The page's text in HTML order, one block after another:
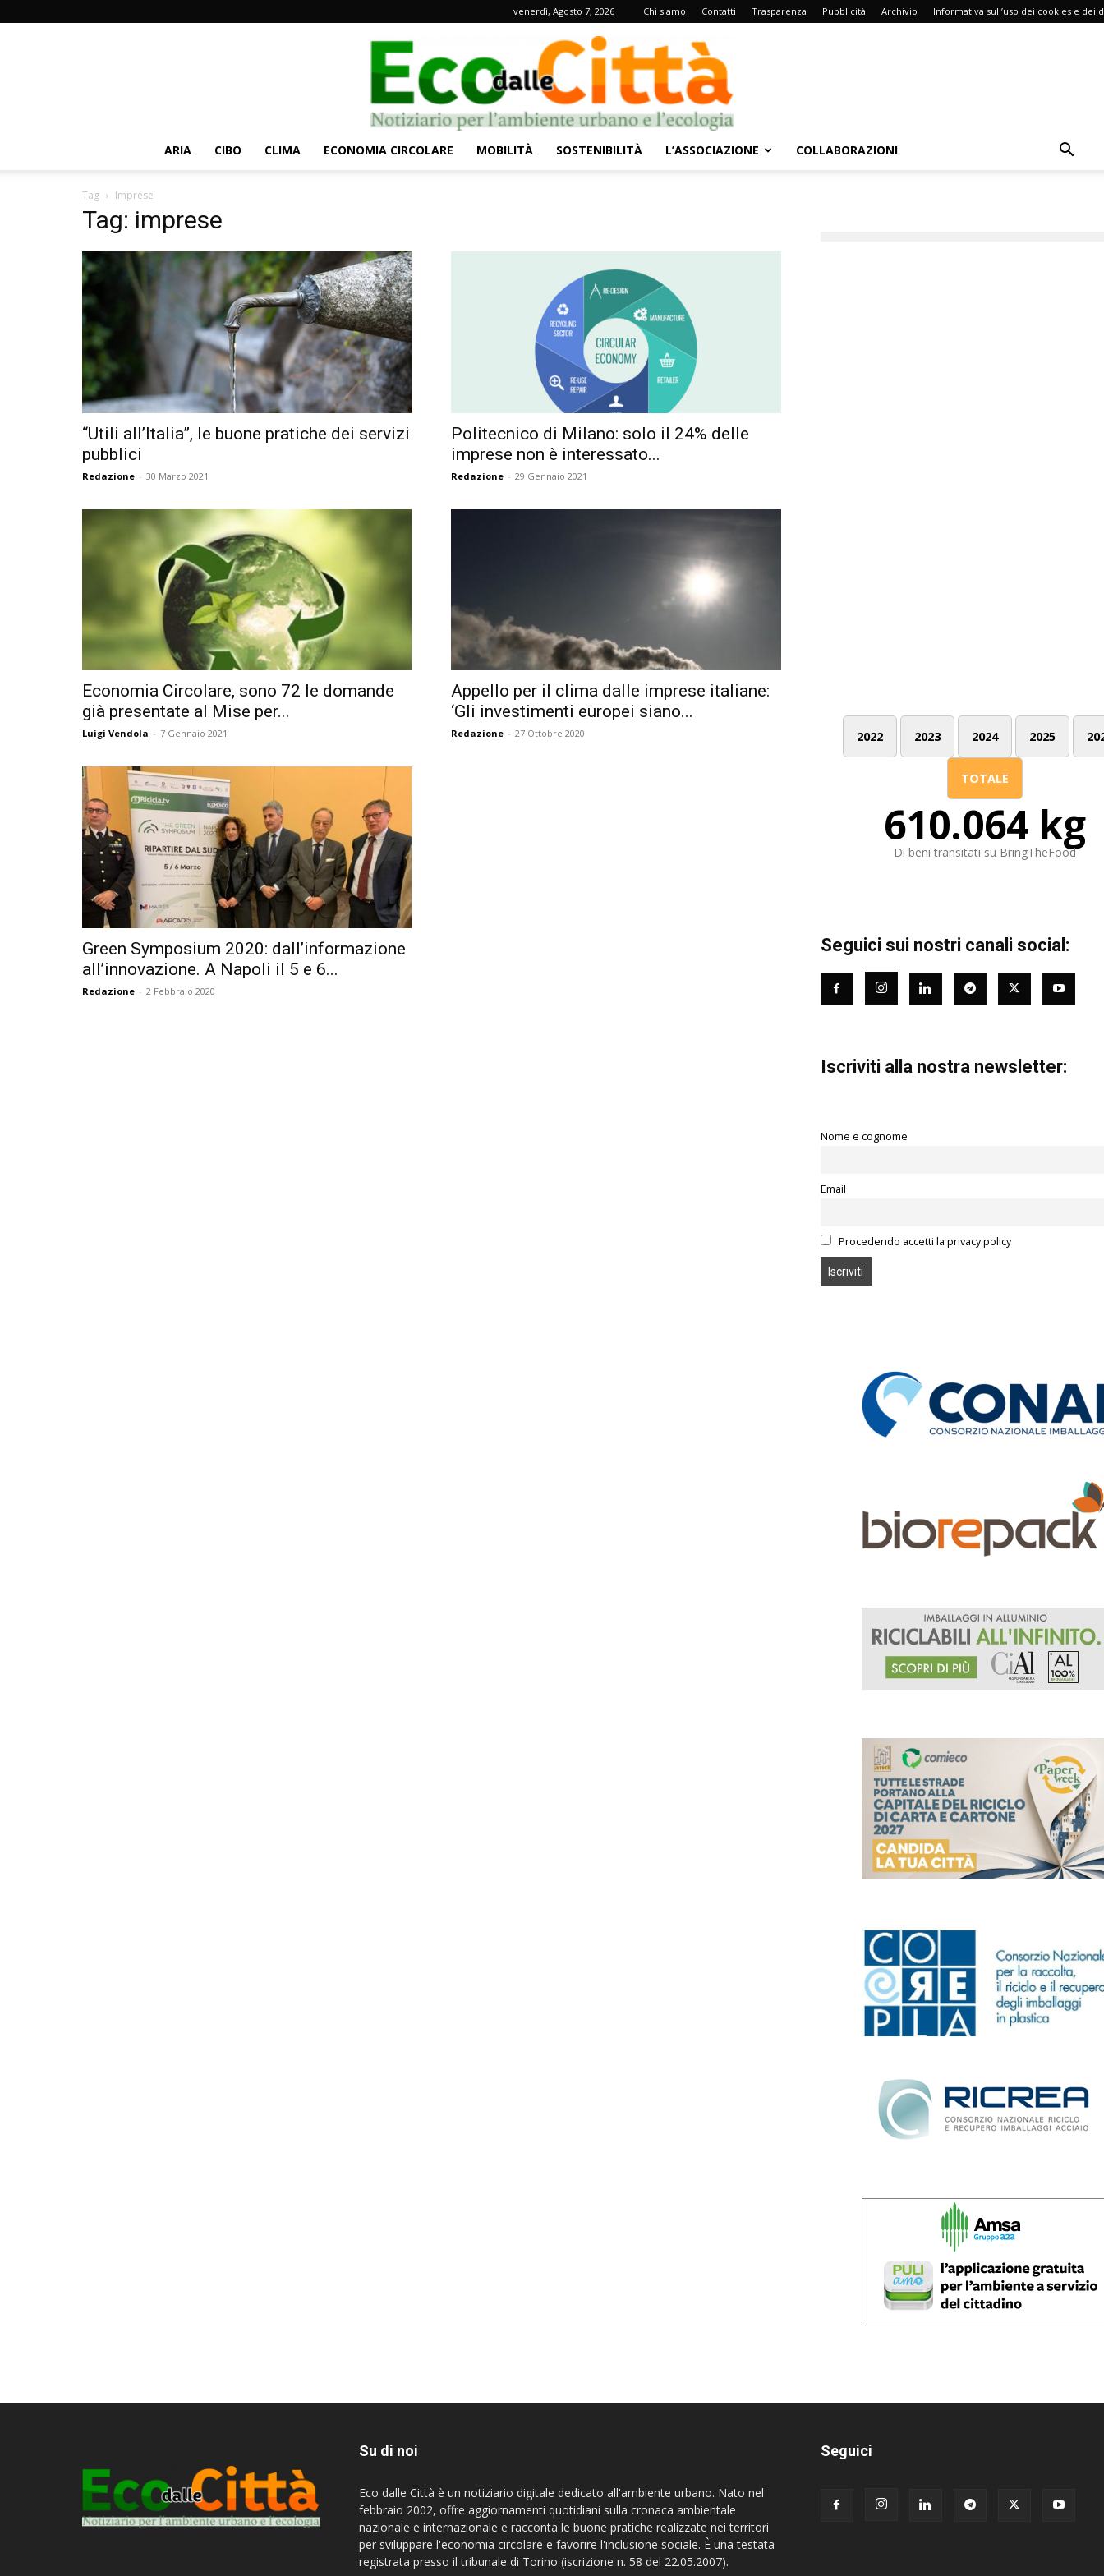
venerdì, Agosto 7, 2026 Chi siamo Contatti Trasparenza Pubblicità Archivio Informativa sull’uso dei cookies e dei
dalle
Città
ARIA CIBO CLIMA ECONOMIA CIRCOLARE MOBILITÀ SOSTENIBILITÀ L’ASSOCIAZIONE COLLABORAZIONI
Tag Imprese
Tag: imprese
“Utili all’Italia”, le buone pratiche dei servizi
pubblici
Redazione - 30 Marzo 2021
Politecnico di Milano: solo il 24% delle
imprese non è interessato...
Redazione - 29 Gennaio 2021
Economia Circolare, sono 72 le domande
già presentate al Mise per...
Luigi Vendola - 7 Gennaio 2021
Appello per il clima dalle imprese italiane:
‘Gli investimenti europei siano...
Redazione - 27 Ottobre 2020
Green Symposium 2020: dall’informazione
all’innovazione. A Napoli il 5 e 6...
Redazione - 2 Febbraio 2020
2022 2023 2024 2025
TOTALE
610.064 kg
Di beni transitati su BringTheFood
Seguici sui nostri canali social:
Iscriviti alla nostra newsletter:
Nome e cognome
Email
Procedendo accetti la privacy policy
Su di noi
Eco dalle Città è un notiziario digitale dedicato all'ambiente urbano. Nato nel
febbraio 2002, offre aggiornamenti quotidiani sulla cronaca ambientale
nazionale e internazionale e racconta le buone pratiche realizzate nei territori
per sviluppare l'economia circolare e favorire l'inclusione sociale. È una testata
registrata presso il tribunale di Torino (iscrizione n. 58 del 22.05.2007).
Seguici